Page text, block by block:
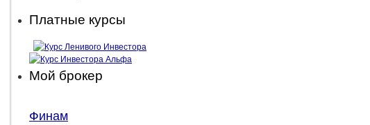
Платные курсы
Мой брокер
Финам